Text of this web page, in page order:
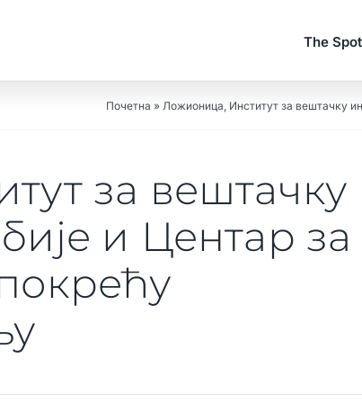
The
Почетна » Ложионица, Институт за вештачку
за вештачку
и Центар за